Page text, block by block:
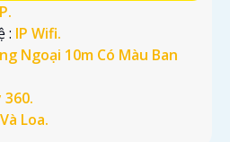
: IP Wifi.
Ngoại 10m Có Màu Ban
360.
Loa.